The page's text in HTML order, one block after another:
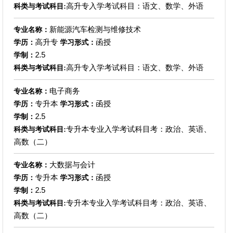
科类与考试科目:高升专入学考试科目：语文、数学、外语
专业名称： 新能源汽车检测与维修技术
学历： 高升专 学习形式： 函授
学制： 2.5
科类与考试科目:高升专入学考试科目：语文、数学、外语
专业名称： 电子商务
学历： 专升本 学习形式： 函授
学制： 2.5
科类与考试科目:专升本专业入学考试科目考：政治、英语、
高数（二）
专业名称： 大数据与会计
学历： 专升本 学习形式： 函授
学制： 2.5
科类与考试科目:专升本专业入学考试科目考：政治、英语、
高数（二）